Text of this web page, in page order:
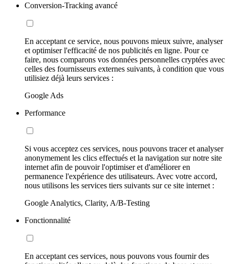
Conversion-Tracking avancé
En acceptant ce service, nous pouvons mieux suivre, analyser
et optimiser l'efficacité de nos publicités en ligne. Pour ce
faire, nous comparons vos données personnelles cryptées avec
celles des fournisseurs externes suivants, à condition que vous
utilisiez déjà leurs services :
Google Ads
Performance
Si vous acceptez ces services, nous pouvons tracer et analyser
anonymement les clics effectués et la navigation sur notre site
internet afin de pouvoir l'optimiser et d'améliorer en
permanence l'expérience des utilisateurs. Avec votre accord,
nous utilisons les services tiers suivants sur ce site internet :
Google Analytics, Clarity, A/B-Testing
Fonctionnalité
En acceptant ces services, nous pouvons vous fournir des